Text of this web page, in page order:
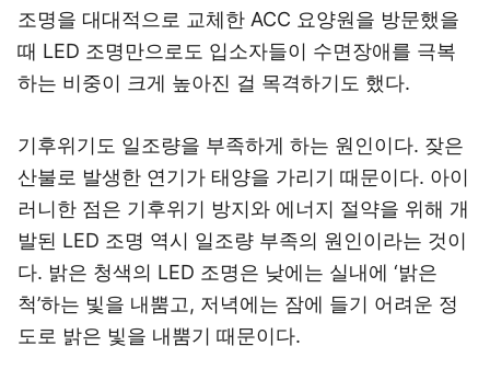
조명을 대대적으로 교체한 ACC 요양원을 방문했을
때 LED 조명만으로도 입소자들이 수면장애를 극복
하는 비중이 크게 높아진 걸 목격하기도 했다.
기후위기도 일조량을 부족하게 하는 원인이다. 잦은
산불로 발생한 연기가 태양을 가리기 때문이다. 아이
러니한 점은 기후위기 방지와 에너지 절약을 위해 개
발된 LED 조명 역시 일조량 부족의 원인이라는 것이
다. 밝은 청색의 LED 조명은 낮에는 실내에 ‘밝은
척’하는 빛을 내뿜고, 저녁에는 잠에 들기 어려운 정
도로 밝은 빛을 내뿜기 때문이다.